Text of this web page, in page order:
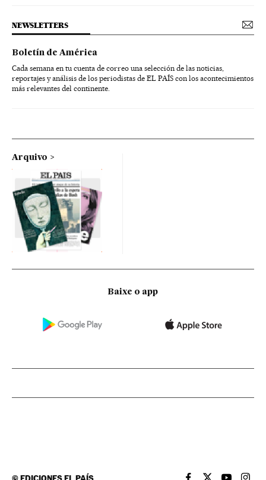
NEWSLETTERS
Boletín de América
Cada semana en tu cuenta de correo una selección de las noticias,
reportajes y análisis de los periodistas de EL PAÍS con los acontecimientos
más relevantes del continente.
Arquivo
Baixe o app
©EDICIONES EL PAÍS